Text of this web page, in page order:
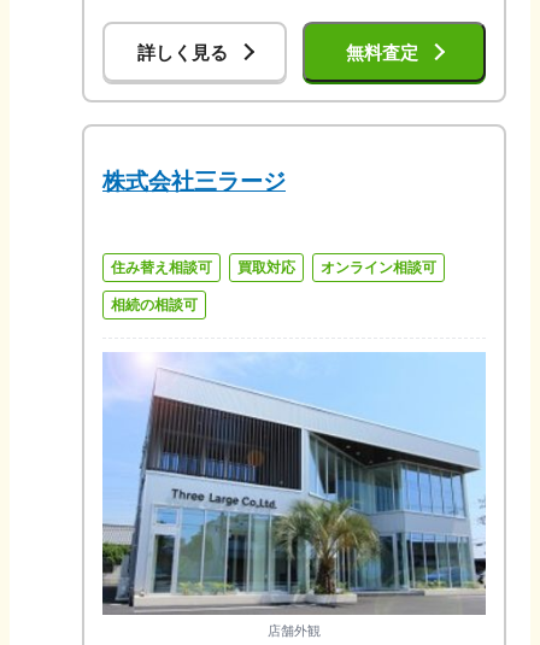
詳しく見る 無料査定
株式会社三ラージ
住み替え相談可 買取対応 オンライン相談可
相続の相談可
店舗外観